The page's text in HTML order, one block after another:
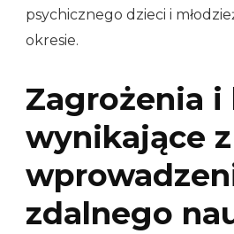
psychicznego dzieci i
okresie.
Zagrożenia i
wynikające z
zdalnego